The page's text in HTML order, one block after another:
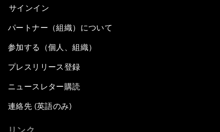
サインイン
パートナー（組織）について
参加する（個人、組織）
プレスリリース登録
ニュースレター購読
連絡先 (英語のみ)